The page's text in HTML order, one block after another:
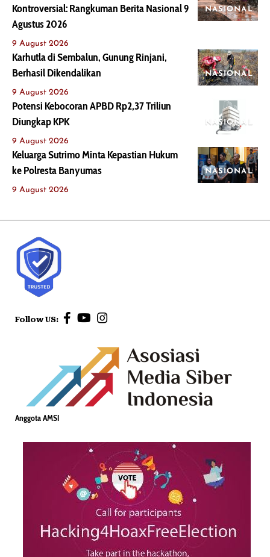
NASIONAL
Kontroversial: Rangkuman Berita Nasional 9
Agustus 2026
9 August 2026
NASIONAL
Karhutla di Sembalun, Gunung Rinjani,
Berhasil Dikendalikan
9 August 2026
NASIONAL
Potensi Kebocoran APBD Rp2,37 Triliun
Diungkap KPK
9 August 2026
NASIONAL
Keluarga Sutrimo Minta Kepastian Hukum
ke Polresta Banyumas
9 August 2026
Follow US:
Anggota AMSI